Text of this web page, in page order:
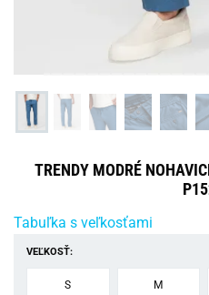
TRENDY MODRÉ
Tabuľka s veľkosťami
VEĽKOSŤ:
S M